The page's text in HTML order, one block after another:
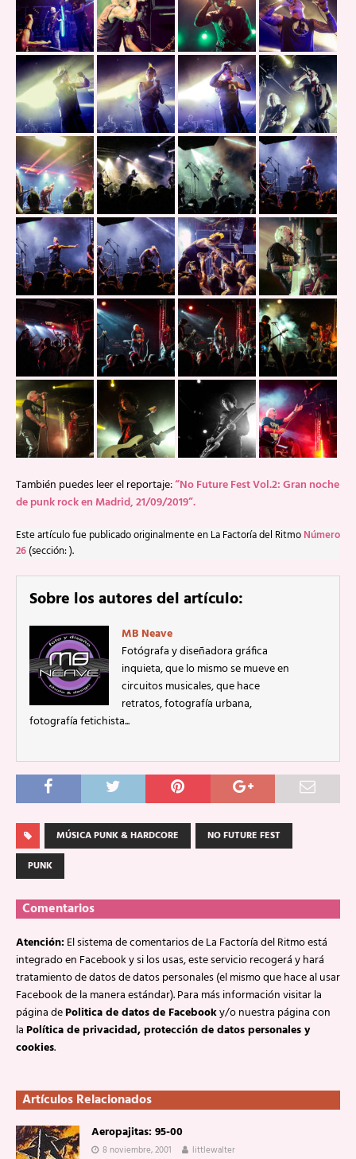
También puedes leer el reportaje:“No Future Fest Vol.2: Gran noche
de punk rock en Madrid, 21/09/2019”.
Este artículo fue publicado originalmente en La Factoría del Ritmo Número
26 (sección: ).
Sobre los autores del artículo:
MB Neave
Fotógrafa y diseñadora gráfica
inquieta, que lo mismo se mueve en
circuitos musicales, que hace
retratos, fotografía urbana,
fotografía fetichista...
MÚSICA PUNK & HARDCORE
NO FUTURE FEST
PUNK
Comentarios
Atención:El sistema de comentarios de La Factoría del Ritmo está
integrado en Facebook y si los usas, este servicio recogerá y hará
tratamiento de datos de datos personales (el mismo que hace al usar
Facebook de la manera estándar). Para más información visitar la
página dePolitica de datos de Facebooky/o nuestra página con
laPolítica de privacidad, protección de datos personales y
cookies.
Artículos Relacionados
Aeropajitas: 95-00
8 noviembre, 2001 littlewalter